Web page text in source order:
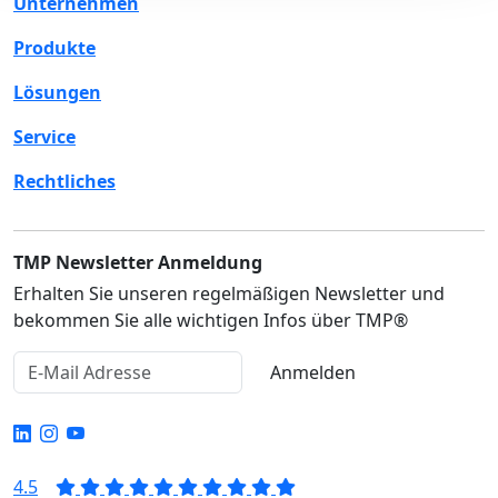
Produkte
Lösungen
Service
Rechtliches
TMP Newsletter Anmeldung
Erhalten Sie unseren regelmäßigen Newsletter und
bekommen Sie alle wichtigen Infos über TMP®
Anmelden
4.5